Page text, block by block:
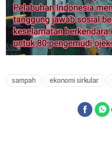
sampah ekonomi sirkular